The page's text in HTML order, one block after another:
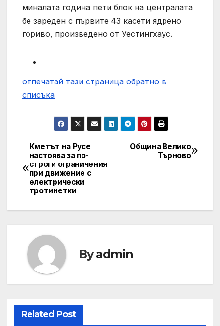
миналата година пети блок на централата
бе зареден с първите 43 касети ядрено
гориво, произведено от Уестингхаус.
отпечатай тази страница обратно в
списъка
Post
navigation
Община Велико
Търново
Кметът на Русе
настоява за по-
строги ограничения
при движение с
електрически
тротинетки
Byadmin
Related Post